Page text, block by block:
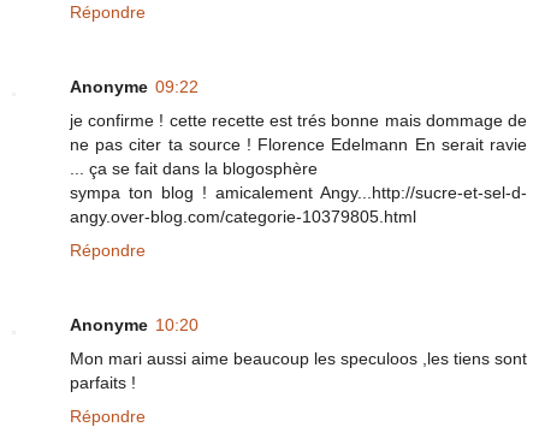
Répondre
Anonyme 09:22
je confirme ! cette recette est trés bonne mais dommage de
ne pas citer ta source ! Florence Edelmann En serait ravie
... ça se fait dans la blogosphère
sympa ton blog ! amicalement Angy...http://sucre-et-sel-d-
angy.over-blog.com/categorie-10379805.html
Répondre
Anonyme 10:20
Mon mari aussi aime beaucoup les speculoos ,les tiens sont
parfaits !
Répondre